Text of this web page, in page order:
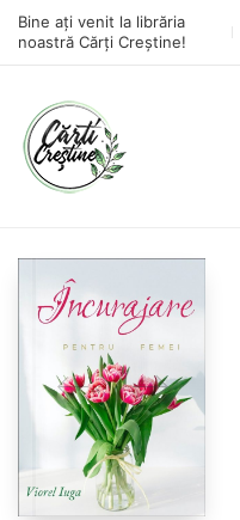
Bine ați venit la librăria
noastră Cărți Creștine!